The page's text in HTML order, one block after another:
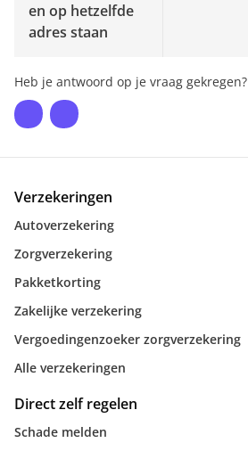
en op hetzelfde
adres staan
Heb je antwoord op je vraag gekregen?
Verzekeringen
Autoverzekering
Zorgverzekering
Pakketkorting
Zakelijke verzekering
Vergoedingenzoeker zorgverzekering
Alle verzekeringen
Direct zelf regelen
Schade melden